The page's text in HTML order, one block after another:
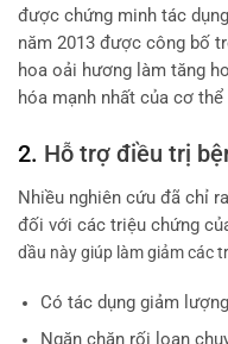
được chứng minh tác
năm 2013 được công bố
hoa oải hương làm tăng
hóa mạnh nhất của cơ
2. Hỗ trợ điều trị
Nhiều nghiên cứu đã chỉ
đối với các triệu chứng
dầu này giúp làm giảm các
Có tác dụng giảm